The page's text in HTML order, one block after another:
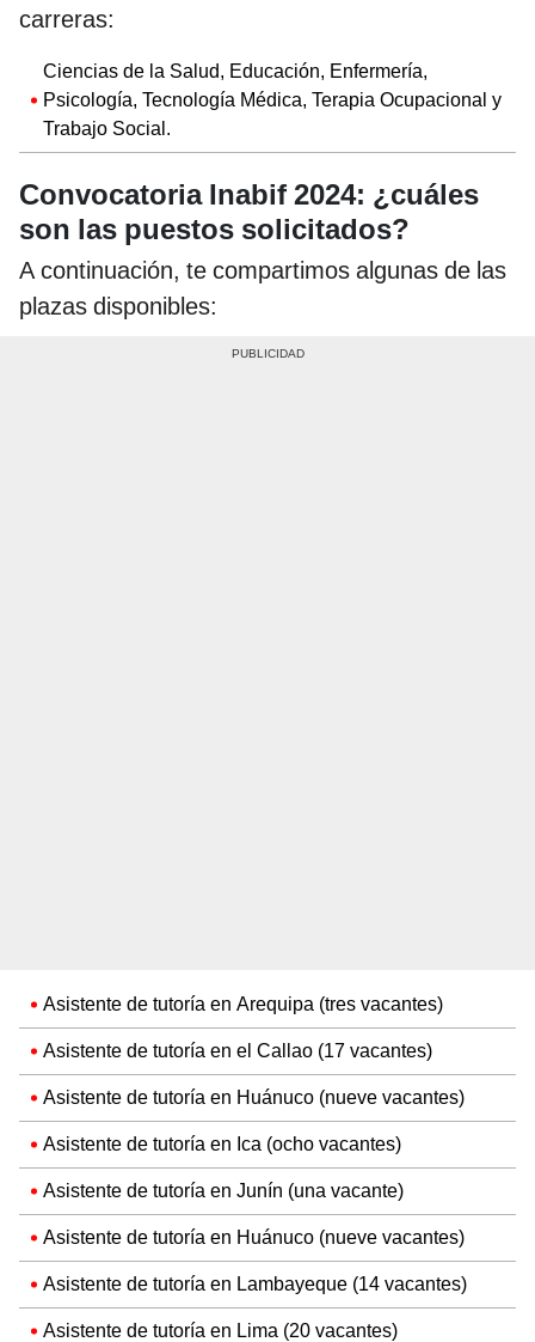
carreras:
Ciencias de la Salud, Educación, Enfermería,
Psicología, Tecnología Médica, Terapia Ocupacional y
Trabajo Social.
Convocatoria Inabif 2024: ¿cuáles
son las puestos solicitados?
A continuación, te compartimos algunas de las
plazas disponibles:
Asistente de tutoría en Arequipa (tres vacantes)
Asistente de tutoría en el Callao (17 vacantes)
Asistente de tutoría en Huánuco (nueve vacantes)
Asistente de tutoría en Ica (ocho vacantes)
Asistente de tutoría en Junín (una vacante)
Asistente de tutoría en Huánuco (nueve vacantes)
Asistente de tutoría en Lambayeque (14 vacantes)
Asistente de tutoría en Lima (20 vacantes)